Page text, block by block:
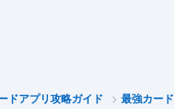
ドアプリ攻略ガイド 最強カード